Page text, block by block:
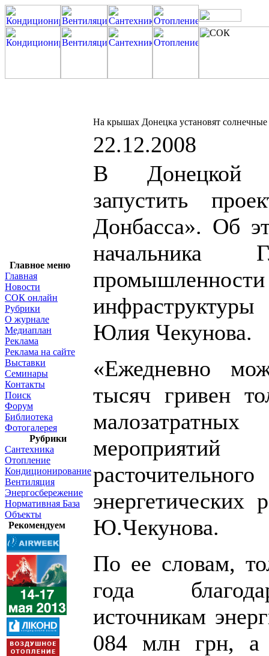
Главное меню
Главная
Новости
СОК онлайн
Рубрики
О журнале
Медиаплан
Реклама
Реклама на сайте
Выставки
Семинары
Контакты
Поиск
Форум
Библиотека
Фотогалерея
Рубрики
Сантехника
Отопление
Кондиционирование
Вентиляция
Энергосбережение
Нормативная База
Объекты
Рекомендуем
На крышах Донецка установят солнечные
22.12.2008
В Донецкой
запустить
Донбасса». Об
начальника
Юлия Чекунова.
«Ежедневно
тысяч гривен
энергетических
Ю.Чекунова.
По ее словам,
года
источникам
084 млн грн, а